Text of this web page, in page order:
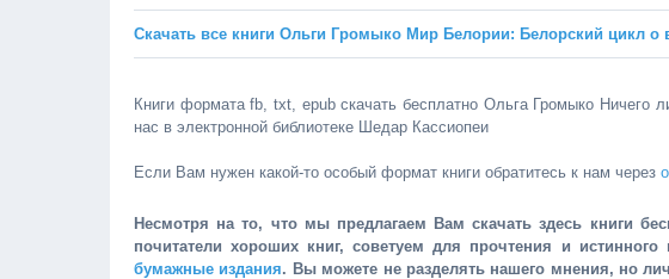
Скачать все книги Ольги Громыко Мир Белории: Белорский цикл
Книги формата fb, txt, epub скачать бесплатно Ольга Громыко Ничего
нас в электронной библиотеке Шедар Кассиопеи
Если Вам нужен какой-то особый формат книги обратитесь к нам через
Несмотря на то, что мы предлагаем Вам скачать здесь книги
почитатели хороших книг, советуем для прочтения и истинного
бумажные издания. Вы можете не разделять нашего мнения, но